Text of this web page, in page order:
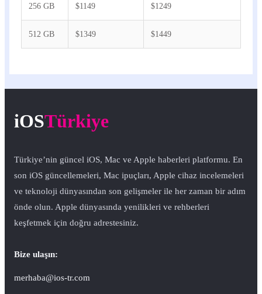
256 GB $1149 $1249
512 GB $1349 $1449
iOSTürkiye
Türkiye’nin güncel iOS, Mac ve Apple haberleri platformu. En
son iOS güncellemeleri, Mac ipuçları, Apple cihaz incelemeleri
ve teknoloji dünyasından son gelişmeler ile her zaman bir adım
önde olun. Apple dünyasında yenilikleri ve rehberleri
keşfetmek için doğru adrestesiniz.
Bize ulaşın:
merhaba@ios-tr.com